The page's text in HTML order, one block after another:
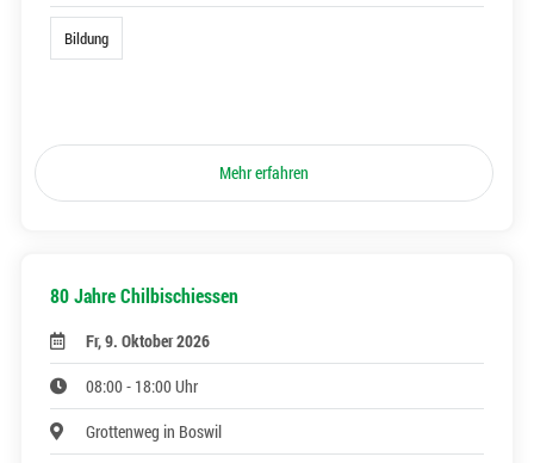
Bildung
Mehr erfahren
80 Jahre Chilbischiessen
Fr, 9. Oktober 2026
08:00 - 18:00 Uhr
Grottenweg in Boswil